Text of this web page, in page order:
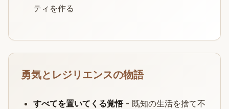
ティを作る
勇気とレジリエンスの物語
すべてを置いてくる覚悟- 既知の生活を捨て不